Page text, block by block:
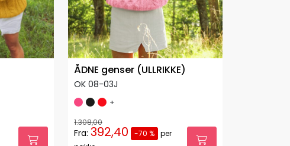
ÅDNE genser (ULLRIKKE)
OK 08-03J
+
1.308,00
Fra: 392,40 -70 % per